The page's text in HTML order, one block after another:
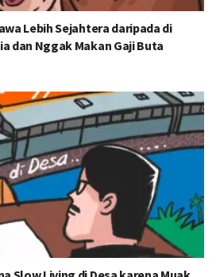
Lebih Sejahtera daripada di
dan Nggak Makan Gaji Buta